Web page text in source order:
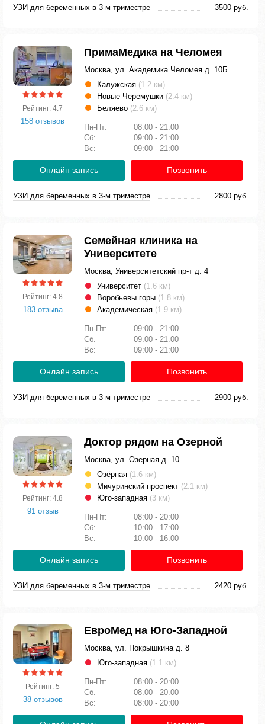
УЗИ для беременных в 3-м триместре 3500 руб.
Рейтинг: 4.7
158 отзывов
ПримаМедика на Челомея
Москва, ул. Академика Челомея д. 10Б
Калужская (1.2 км)
Новые Черемушки (2.4 км)
Беляево (2.6 км)
Пн-Пт:
08:00 - 21:00
Сб:
09:00 - 21:00
Вс:
09:00 - 21:00
Онлайн запись Позвонить
УЗИ для беременных в 3-м триместре 2800 руб.
Рейтинг: 4.8
183 отзыва
Семейная клиника на
Университете
Москва, Университетский пр-т д. 4
Университет (1.6 км)
Воробьевы горы (1.8 км)
Академическая (1.9 км)
Пн-Пт:
09:00 - 21:00
Сб:
09:00 - 21:00
Вс:
09:00 - 21:00
Онлайн запись Позвонить
УЗИ для беременных в 3-м триместре 2900 руб.
Рейтинг: 4.8
91 отзыв
Доктор рядом на Озерной
Москва, ул. Озерная д. 10
Озёрная (1.6 км)
Мичуринский проспект (2.1 км)
Юго-западная (3 км)
Пн-Пт:
08:00 - 20:00
Сб:
10:00 - 17:00
Вс:
10:00 - 16:00
Онлайн запись Позвонить
УЗИ для беременных в 3-м триместре 2420 руб.
Рейтинг: 5
38 отзывов
ЕвроМед на Юго-Западной
Москва, ул. Покрышкина д. 8
Юго-западная (1.1 км)
Пн-Пт:
08:00 - 20:00
Сб:
08:00 - 20:00
Вс:
08:00 - 20:00